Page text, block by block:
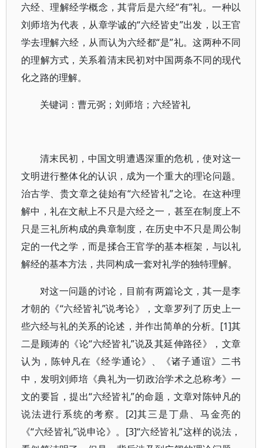
六经、理解经学概念，其背后是六经“有”礼。一种以
刘师培为代表，从章学诚的“六经皆史”出发，以王官
学去理解六经，从而认为六经都“是”礼。这两种不同
的理解方式，关系着清末民初对中国两条不同的现代
化之路的理解。
关键词：曹元弼；刘师培；六经皆礼
清末民初，中国文明遭遇深重的危机，使对这一
文明进行整体化的认识，成为一个重大的理论问题。
治古学、贵文章之徒始有“六经皆礼”之论。在这种理
解中，礼在文献上不只是六经之一，甚至在制度上不
只是三礼所构成的典章制度，在历史中不只是周公制
定的一代之学，而是揉合王官学的基本框架，与以礼
解经的基本方法，共同构成一套对礼学的独特理解。
对这一问题的讨论，目前有两篇论文，其一是李
才朝的《“六经皆礼”说考论》，文章罗列了历史上一
些六经与礼的关系的论述，并作出简单的分析。[1]其
二是顾涛的《论“六经皆礼”说及其延伸路径》，文章
认为，陈钟凡在《经学通论》、《诸子通谊》二书
中，发明刘师培《典礼为一切政治学术之总称考》一
文的要旨，提出“六经皆礼”的命题，文章对陈钟凡的
说法进行系统的考察。[2]其三是丁鼎、马金亮的
《“六经皆礼”说申论》。[3]“六经皆礼”这样的说法，